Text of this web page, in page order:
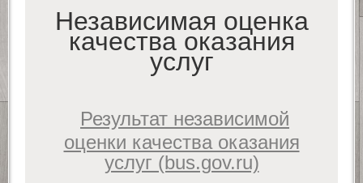
Независимая оценка
качества оказания
услуг
Результат независимой
оценки качества оказания
услуг (bus.gov.ru)